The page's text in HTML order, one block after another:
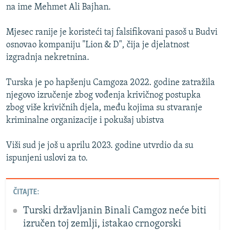
na ime Mehmet Ali Bajhan.
Mjesec ranije je koristeći taj falsifikovani pasoš u Budvi
osnovao kompaniju "Lion & D", čija je djelatnost
izgradnja nekretnina.
Turska je po hapšenju Camgoza 2022. godine zatražila
njegovo izručenje zbog vođenja krivičnog postupka
zbog više krivičnih djela, među kojima su stvaranje
kriminalne organizacije i pokušaj ubistva
Viši sud je još u aprilu 2023. godine utvrdio da su
ispunjeni uslovi za to.
ČITAJTE:
Turski državljanin Binali Camgoz neće biti
izručen toj zemlji, istakao crnogorski